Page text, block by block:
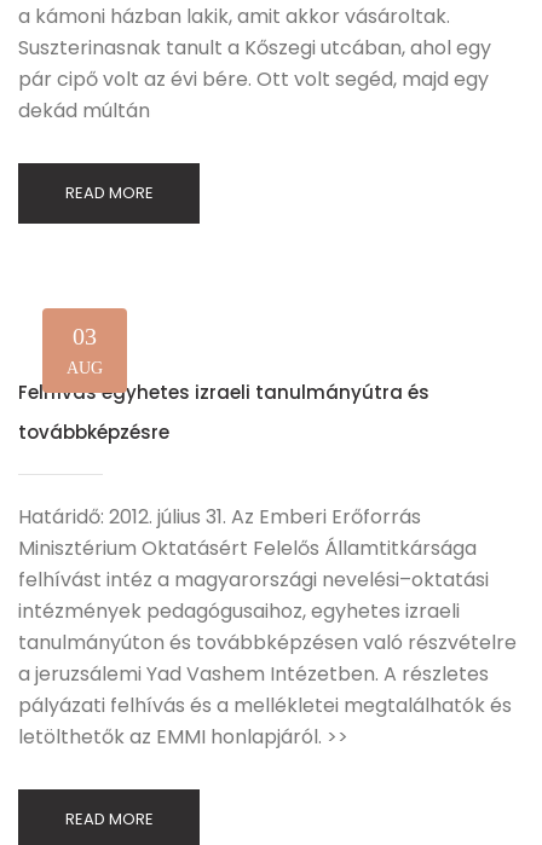
a kámoni házban lakik, amit akkor vásároltak.
Suszterinasnak tanult a Kőszegi utcában, ahol egy
pár cipő volt az évi bére. Ott volt segéd, majd egy
dekád múltán
READ MORE
03
AUG
Felhívás egyhetes izraeli tanulmányútra és
továbbképzésre
Határidő: 2012. július 31. Az Emberi Erőforrás
Minisztérium Oktatásért Felelős Államtitkársága
felhívást intéz a magyarországi nevelési–oktatási
intézmények pedagógusaihoz, egyhetes izraeli
tanulmányúton és továbbképzésen való részvételre
a jeruzsálemi Yad Vashem Intézetben. A részletes
pályázati felhívás és a mellékletei megtalálhatók és
letölthetők az EMMI honlapjáról. >>
READ MORE